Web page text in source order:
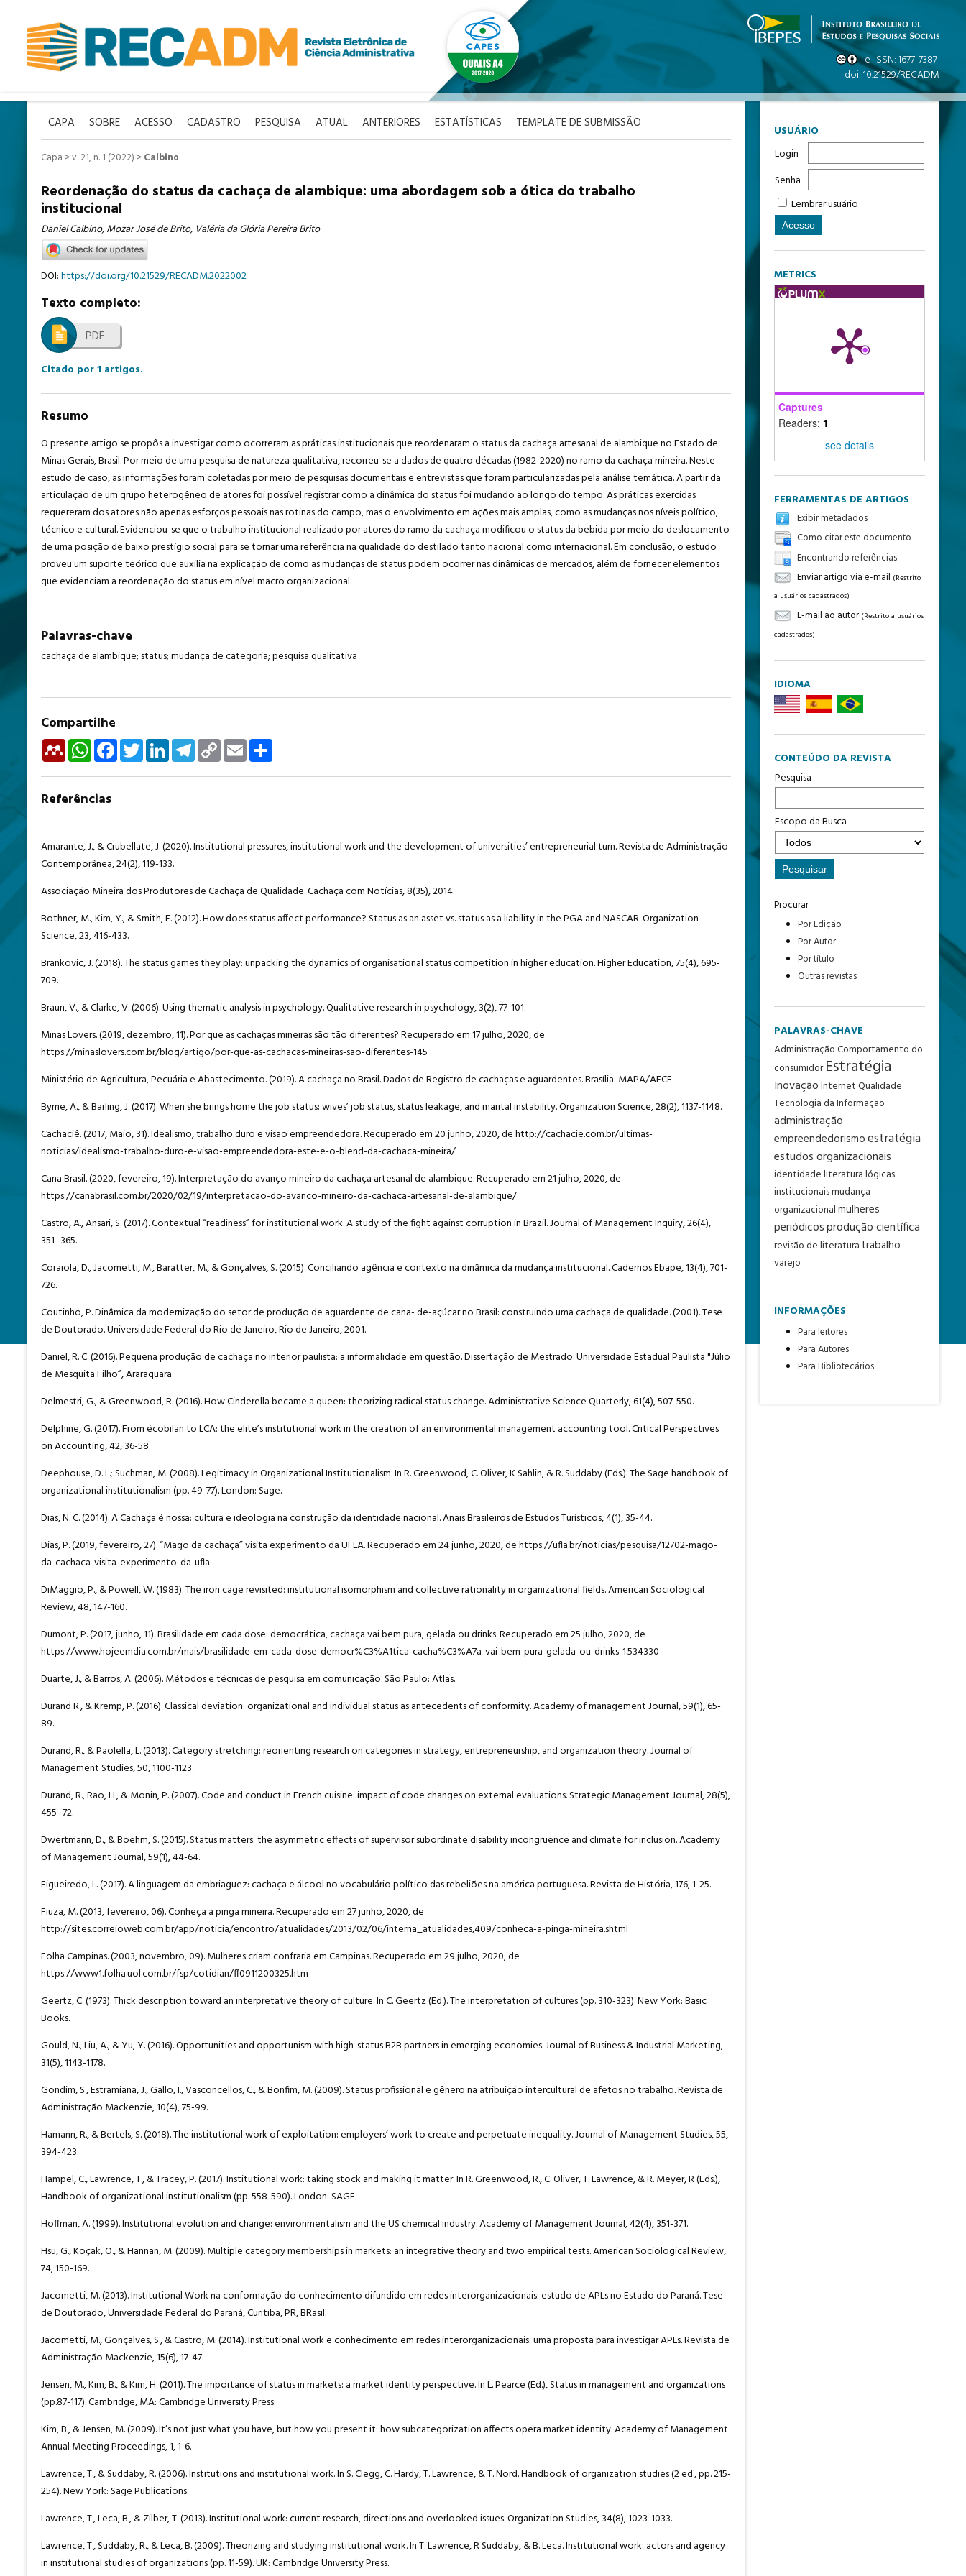
USUÁRIO
Login
Senha
Lembrar usuário
METRICS
Captures
Readers: 1
see details
FERRAMENTAS DE ARTIGOS
Exibir metadados
Como citar este documento
Encontrando referências
Enviar artigo via e-mail (Restrito
a usuários cadastrados)
E-mail ao autor (Restrito a usuários
cadastrados)
IDIOMA
CONTEÚDO DA REVISTA
Pesquisa
Escopo da Busca
Procurar
Por Edição
Por Autor
Por título
Outras revistas
PALAVRAS-CHAVE
AdministraçãoComportamento do
consumidor Estratégia
InovaçãoInternetQualidade
Tecnologia da Informação
administração
empreendedorismoestratégia
estudos organizacionais
identidadeliteraturalógicas
institucionaismudança
organizacionalmulheres
periódicosprodução científica
revisão de literatura trabalho
varejo
INFORMAÇÕES
Para leitores
Para Autores
Para Bibliotecários
CAPA SOBRE ACESSO CADASTRO PESQUISA ATUAL ANTERIORES ESTATÍSTICAS TEMPLATE DE SUBMISSÃO
Capa >v. 21, n. 1 (2022) >Calbino
Reordenação do status da cachaça de alambique: uma abordagem sob a ótica do trabalho
institucional
Daniel Calbino, Mozar José de Brito, Valéria da Glória Pereira Brito
DOI:https://doi.org/10.21529/RECADM.2022002
Texto completo:
PDF
Citado por1 artigos.
Resumo
O presente artigo se propôs a investigar como ocorreram as práticas institucionais que reordenaram o statusda cachaça artesanal de alambique no Estado de
Minas Gerais, Brasil. Por meio de uma pesquisa de natureza qualitativa, recorreu-se a dados de quatro décadas (1982-2020) no ramo da cachaça mineira. Neste
estudo de caso, as informações foram coletadas por meio de pesquisas documentais e entrevistas que foram particularizadas pela análise temática. A partir da
articulação de um grupo heterogêneo de atores foi possível registrar como a dinâmica do status foi mudando ao longo do tempo. As práticas exercidas
requereram dos atores não apenas esforços pessoais nas rotinas do campo, mas o envolvimento em ações mais amplas, como as mudanças nos níveis político,
técnico e cultural. Evidenciou-se que o trabalho institucional realizado por atores do ramo da cachaça modificou o status da bebida por meio do deslocamento
de uma posição de baixo prestígio social para se tornar uma referência na qualidade do destilado tanto nacional como internacional. Em conclusão, o estudo
proveu um suporte teórico que auxilia na explicação de como as mudanças de status podem ocorrer nas dinâmicas de mercados, além de fornecer elementos
que evidenciam a reordenação do status em nível macro organizacional.
Palavras-chave
cachaça de alambique; status; mudança de categoria; pesquisa qualitativa
Compartilhe
MendeleyWhatsAppFacebookTwitterLinkedInTelegramCopy
Link
Email
Referências
Amarante, J., & Crubellate, J. (2020). Institutional pressures, institutional work and the development of universities’ entrepreneurial turn. Revista de Administração
Contemporânea, 24(2), 119-133.
Associação Mineira dos Produtores de Cachaça de Qualidade. Cachaça com Notícias, 8(35), 2014.
Bothner, M., Kim, Y., & Smith, E. (2012). How does status affect performance? Status as an asset vs. status as a liability in the PGA and NASCAR. Organization
Science, 23, 416-433.
Brankovic, J. (2018). The status games they play: unpacking the dynamics of organisational status competition in higher education. Higher Education, 75(4), 695-
709.
Braun, V., & Clarke, V. (2006). Using thematic analysis in psychology. Qualitative research in psychology, 3(2), 77-101.
Minas Lovers. (2019, dezembro, 11). Por que as cachaças mineiras são tão diferentes? Recuperado em 17 julho, 2020, de
https://minaslovers.com.br/blog/artigo/por-que-as-cachacas-mineiras-sao-diferentes-145
Ministério de Agricultura, Pecuária e Abastecimento. (2019). A cachaça no Brasil. Dados de Registro de cachaças e aguardentes. Brasília: MAPA/AECE.
Byrne, A., & Barling, J. (2017). When she brings home the job status: wives’ job status, status leakage, and marital instability. Organization Science, 28(2), 1137-1148.
Cachaciê. (2017, Maio, 31). Idealismo, trabalho duro e visão empreendedora. Recuperado em 20 junho, 2020, de http://cachacie.com.br/ultimas-
noticias/idealismo-trabalho-duro-e-visao-empreendedora-este-e-o-blend-da-cachaca-mineira/
Cana Brasil. (2020, fevereiro, 19). Interpretação do avanço mineiro da cachaça artesanal de alambique. Recuperado em 21 julho, 2020, de
https://canabrasil.com.br/2020/02/19/interpretacao-do-avanco-mineiro-da-cachaca-artesanal-de-alambique/
Castro, A., Ansari, S. (2017). Contextual “readiness” for institutional work. A study of the fight against corruption in Brazil. Journal of Management Inquiry, 26(4),
351–365.
Coraiola, D., Jacometti, M., Baratter, M., & Gonçalves, S. (2015). Conciliando agência e contexto na dinâmica da mudança institucional. Cadernos Ebape, 13(4), 701-
726.
Coutinho, P. Dinâmica da modernização do setor de produção de aguardente de cana- de-açúcar no Brasil: construindo uma cachaça de qualidade. (2001). Tese
de Doutorado. Universidade Federal do Rio de Janeiro, Rio de Janeiro, 2001.
Daniel, R. C. (2016). Pequena produção de cachaça no interior paulista: a informalidade em questão. Dissertação de Mestrado. Universidade Estadual Paulista "Júlio
de Mesquita Filho”, Araraquara.
Delmestri, G., & Greenwood, R. (2016). How Cinderella became a queen: theorizing radical status change. Administrative Science Quarterly, 61(4), 507-550.
Delphine, G. (2017). From écobilan to LCA: the elite’s institutional work in the creation of an environmental management accounting tool. Critical Perspectives
on Accounting, 42, 36-58.
Deephouse, D. L.; Suchman, M. (2008). Legitimacy in Organizational Institutionalism. In R. Greenwood, C. Oliver, K Sahlin, & R. Suddaby (Eds.). The Sage handbook of
organizational institutionalism (pp. 49-77). London: Sage.
Dias, N. C. (2014). A Cachaça é nossa: cultura e ideologia na construção da identidade nacional. Anais Brasileiros de Estudos Turísticos, 4(1), 35-44.
Dias, P. (2019, fevereiro, 27). “Mago da cachaça” visita experimento da UFLA. Recuperado em 24 junho, 2020, de https://ufla.br/noticias/pesquisa/12702-mago-
da-cachaca-visita-experimento-da-ufla
DiMaggio, P., & Powell, W. (1983). The iron cage revisited: institutional isomorphism and collective rationality in organizational fields. American Sociological
Review, 48, 147-160.
Dumont, P. (2017, junho, 11). Brasilidade em cada dose: democrática, cachaça vai bem pura, gelada ou drinks. Recuperado em 25 julho, 2020, de
https://www.hojeemdia.com.br/mais/brasilidade-em-cada-dose-democr%C3%A1tica-cacha%C3%A7a-vai-bem-pura-gelada-ou-drinks-1.534330
Duarte, J., & Barros, A. (2006). Métodos e técnicas de pesquisa em comunicação. São Paulo: Atlas.
Durand R., & Kremp, P. (2016). Classical deviation: organizational and individual status as antecedents of conformity. Academy of management Journal, 59(1), 65-
89.
Durand, R., & Paolella, L. (2013). Category stretching: reorienting research on categories in strategy, entrepreneurship, and organization theory. Journal of
Management Studies, 50, 1100-1123.
Durand, R., Rao, H., & Monin, P. (2007). Code and conduct in French cuisine: impact of code changes on external evaluations. Strategic Management Journal, 28(5),
455–72.
Dwertmann, D., & Boehm, S. (2015). Status matters: the asymmetric effects of supervisor subordinate disability incongruence and climate for inclusion. Academy
of Management Journal, 59(1), 44-64.
Figueiredo, L. (2017). A linguagem da embriaguez: cachaça e álcool no vocabulário político das rebeliões na américa portuguesa. Revista de História, 176, 1-25.
Fiuza, M. (2013, fevereiro, 06). Conheça a pinga mineira. Recuperado em 27 junho, 2020, de
http://sites.correioweb.com.br/app/noticia/encontro/atualidades/2013/02/06/interna_atualidades,409/conheca-a-pinga-mineira.shtml
Folha Campinas. (2003, novembro, 09). Mulheres criam confraria em Campinas. Recuperado em 29 julho, 2020, de
https://www1.folha.uol.com.br/fsp/cotidian/ff0911200325.htm
Geertz, C. (1973). Thick description toward an interpretative theory of culture. In C. Geertz (Ed.). The interpretation of cultures (pp. 310-323). New York: Basic
Books.
Gould, N., Liu, A., & Yu, Y. (2016). Opportunities and opportunism with high-status B2B partners in emerging economies. Journal of Business & Industrial Marketing,
31(5), 1143-1178.
Gondim, S., Estramiana, J., Gallo, I., Vasconcellos, C., & Bonfim, M. (2009). Status profissional e gênero na atribuição intercultural de afetos no trabalho. Revista de
Administração Mackenzie, 10(4), 75-99.
Hamann, R., & Bertels, S. (2018). The institutional work of exploitation: employers’ work to create and perpetuate inequality. Journal of Management Studies, 55,
394-423.
Hampel, C., Lawrence, T., & Tracey, P. (2017). Institutional work: taking stock and making it matter. In R. Greenwood, R., C. Oliver, T. Lawrence, & R. Meyer, R (Eds.),
Handbook of organizational institutionalism (pp. 558-590). London: SAGE.
Hoffman, A. (1999). Institutional evolution and change: environmentalism and the US chemical industry. Academy of Management Journal, 42(4), 351-371.
Hsu, G., Koçak, O., & Hannan, M. (2009). Multiple category memberships in markets: an integrative theory and two empirical tests. American Sociological Review,
74, 150-169.
Jacometti, M. (2013). Institutional Work na conformação do conhecimento difundido em redes interorganizacionais: estudo de APLs no Estado do Paraná. Tese
de Doutorado, Universidade Federal do Paraná, Curitiba, PR, BRasil.
Jacometti, M., Gonçalves, S., & Castro, M. (2014). Institutional work e conhecimento em redes interorganizacionais: uma proposta para investigar APLs. Revista de
Administração Mackenzie, 15(6), 17-47.
Jensen, M., Kim, B., & Kim, H. (2011). The importance of status in markets: a market identity perspective. In L. Pearce (Ed.), Status in management and organizations
(pp.87-117). Cambridge, MA: Cambridge University Press.
Kim, B., & Jensen, M. (2009). It’s not just what you have, but how you present it: how subcategorization affects opera market identity. Academy of Management
Annual Meeting Proceedings, 1, 1-6.
Lawrence, T., & Suddaby, R. (2006). Institutions and institutional work. In S. Clegg, C. Hardy, T. Lawrence, & T. Nord. Handbook of organization studies (2 ed., pp. 215-
254). New York: Sage Publications.
Lawrence, T., Leca, B., & Zilber, T. (2013). Institutional work: current research, directions and overlooked issues. Organization Studies, 34(8), 1023-1033.
Lawrence, T., Suddaby, R., & Leca, B. (2009). Theorizing and studying institutional work. In T. Lawrence, R Suddaby, & B. Leca. Institutional work: actors and agency
in institutional studies of organizations (pp. 11-59). UK: Cambridge University Press.